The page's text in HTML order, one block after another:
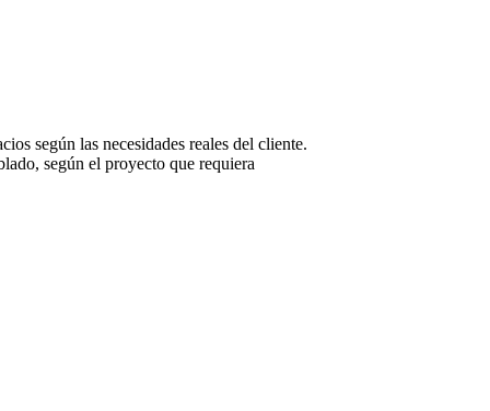
según las necesidades reales del cliente.
según el proyecto que requiera